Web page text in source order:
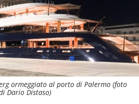
ormeggiato al porto di Palermo (foto
Dario Distaso)